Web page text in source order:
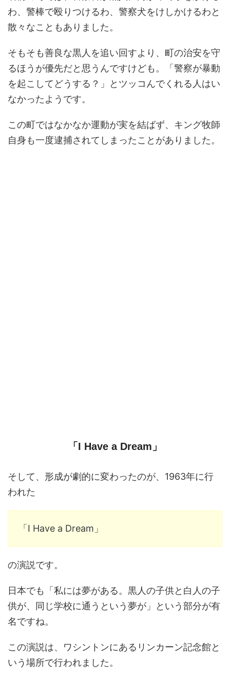
わ、警棒で殴りつけるわ、警察犬をけしかけるわと
散々なこともありました。
そもそも善良な黒人を追い回すより、町の治安を守
るほうが優先だと思うんですけども。「警察が暴動
を起こしてどうする？」とツッコんでくれる人はい
なかったようです。
この町ではなかなか運動が実を結ばず、キング牧師
自身も一度逮捕されてしまったことがありました。
「I Have a Dream」
そして、形成が劇的に変わったのが、1963年に行
われた
「I Have a Dream」
の演説です。
日本でも「私には夢がある。黒人の子供と白人の子
供が、同じ学校に通うという夢が」という部分が有
名ですね。
この演説は、ワシントンにあるリンカーン記念館と
いう場所で行われました。